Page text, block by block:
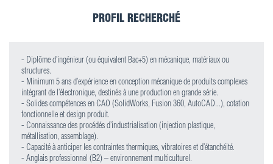
PROFIL RECHERCHÉ
- Diplôme d’ingénieur (ou équivalent Bac+5) en mécanique, matériaux ou
structures.
- Minimum 5 ans d’expérience en conception mécanique de produits complexes
intégrant de l’électronique, destinés à une production en grande série.
- Solides compétences en CAO (SolidWorks, Fusion 360, AutoCAD...), cotation
fonctionnelle et design produit.
- Connaissance des procédés d’industrialisation (injection plastique,
métallisation, assemblage).
- Capacité à anticiper les contraintes thermiques, vibratoires et d’étanchéité.
- Anglais professionnel (B2) – environnement multiculturel.